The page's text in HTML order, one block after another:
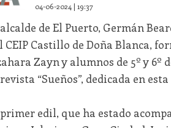
04-06-2024 | 19:37
de El Puerto, Germán
CEIP Castillo de Doña Blanca,
Zayn y alumnos de 5º y
“Sueños”, dedicada en
edil, que ha estado